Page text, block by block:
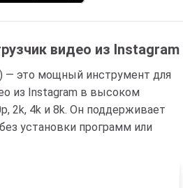
видео из Instagram
— это мощный инструмент для
из Instagram в высоком
2k, 4k и 8k. Он поддерживает
установки программ или